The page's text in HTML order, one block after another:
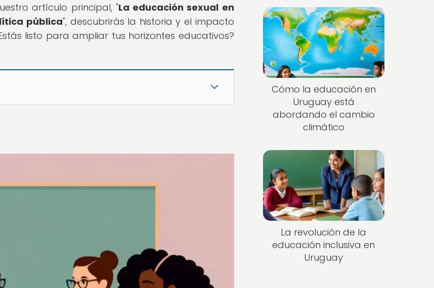
artículo principal, "La educación sexual en
pública", descubrirás la historia y el impacto
listo para ampliar tus horizontes educativos?
Cómo la educación en
Uruguay está
abordando el cambio
climático
La revolución de la
educación inclusiva en
Uruguay